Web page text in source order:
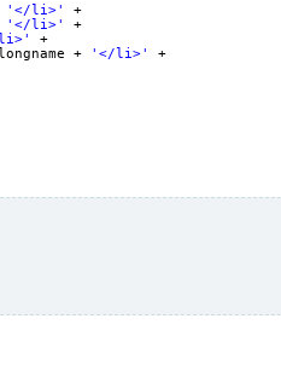
'</li>'
+
'</li>'
+
+
+ '</li>'
+